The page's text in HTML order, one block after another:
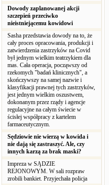
Dowody zaplanowanej akcji
szczepień przeciwko
nieistniejącemu kowidowi
Sasha przedstawia dowody na to, że
cały proces opracowania, produkcji i
zatwierdzenia zastrzyków na Covid
był jednym wielkim teatrzykiem dla
mas. Cała operacja, począwszy od
rzekomych "badań klinicznych", a
skończywszy na samej nazwie i
klasyfikacji prawnej tych zastrzyków,
jest jednym wielkim oszustwem,
dokonanym przez rządy i agencje
regulacyjne na całym świecie w
ścisłej współpracy z kartelem
farmaceutycznym.
Sędziowie nie wierzą w kowida i
nie dają się zastraszyć. Ale, czy
innych karzą za brak maski?
Impreza w SĄDZIE
REJONOWYM. W sali rozpraw
zrobili bankiet. Przyjechała policja